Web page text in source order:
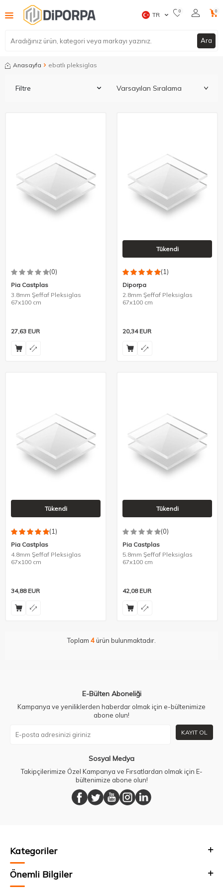
Ara
TR 0 0
Anasayfa ebatlı pleksiglas
Filtre
(0)
Pia Castplas
3.8mm Şeffaf Pleksiglas
67x100 cm
27,63 EUR
Tükendi
(1)
Diporpa
2.8mm Şeffaf Pleksiglas
67x100 cm
20,34EUR
Tükendi
(1)
Pia Castplas
4.8mm Şeffaf Pleksiglas
67x100 cm
34,88EUR
Tükendi
(0)
Pia Castplas
5.8mm Şeffaf Pleksiglas
67x100 cm
42,08EUR
Toplam 4ürün bulunmaktadır.
E-Bülten Aboneliği
Kampanya ve yeniliklerden haberdar olmak için e-bültenimize
abone olun!
KAYIT OL
Sosyal Medya
Takipçilerimize Özel Kampanya ve Fırsatlardan olmak için E-
bültenimize abone olun!
Kategoriler
Önemli Bilgiler